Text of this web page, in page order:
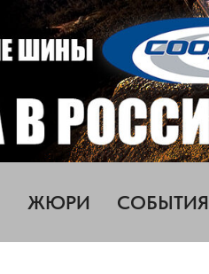
ЖЮРИ СОБЫТИЯ